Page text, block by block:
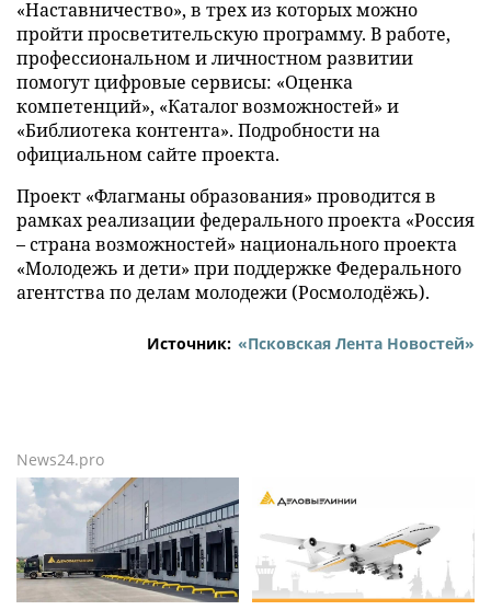
«Наставничество», в трех из которых можно
пройти просветительскую программу. В работе,
профессиональном и личностном развитии
помогут цифровые сервисы: «Оценка
компетенций», «Каталог возможностей» и
«Библиотека контента». Подробности на
официальном сайте проекта.
Проект «Флагманы образования» проводится в
рамках реализации федерального проекта «Россия
– страна возможностей» национального проекта
«Молодежь и дети» при поддержке Федерального
агентства по делам молодежи (Росмолодёжь).
Источник: «Псковская Лента Новостей»
News24.pro